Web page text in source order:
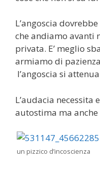
L’angoscia
che andiamo avanti
privata. E’ meglio
armiamo di
l’angoscia si
L’audacia necessita
autostima ma anche
un pizzico d’incoscienza